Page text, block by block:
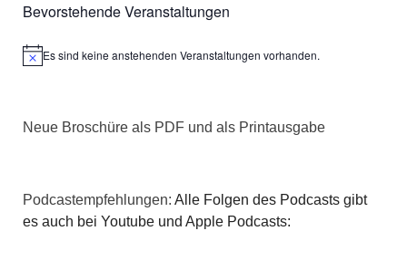
Bevorstehende Veranstaltungen
HinweisEs sind keine anstehenden Veranstaltungen vorhanden.
Neue Broschüre als PDF und als Printausgabe
Podcastempfehlungen: Alle Folgen des Podcasts gibt
es auch bei Youtube und Apple Podcasts: